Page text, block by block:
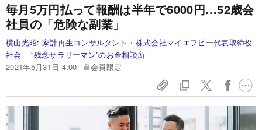
毎月5万円払って報酬は半年で6000円…52歳会
社員の「危険な副業」
横山光昭: 家計再生コンサルタント・株式会社マイエフピー代表取締役
社会
“残念サラリーマン”のお金相談所
2021年5月31日 4:00
会員限定